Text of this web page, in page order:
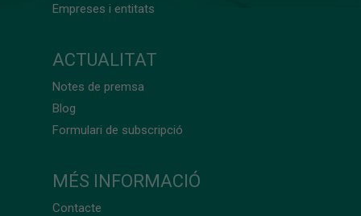
Empreses i entitats
ACTUALITAT
Notes de premsa
Blog
Formulari de subscripció
MÉS INFORMACIÓ
Contacte